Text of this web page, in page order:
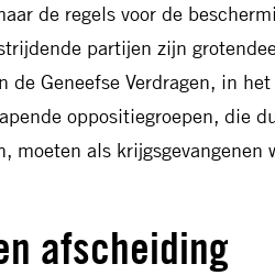
de regels voor de
partijen zijn
de Geneefse Verdragen, in
oppositiegroepen, die
moeten als krijgsgevangenen
afscheiding